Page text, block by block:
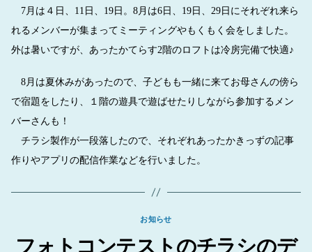
7月は４日、11日、19日。8月は6日、19日、29日にそれぞれ来ら
れるメンバーが集まってミーティングやもくもく会をしました。
外は暑いですが、あったかてらす2階のロフトは冷房完備で快適♪
8月は夏休みがあったので、子どもも一緒に来てお母さんの傍ら
で宿題をしたり、１階の遊具で遊ばせたりしながら参加するメン
バーさんも！
チラシ製作が一段落したので、それぞれあったかきっずの記事
作りやアプリの配信作業などを行いました。
カ
お知らせ
フォトコンテストのチラシのデ